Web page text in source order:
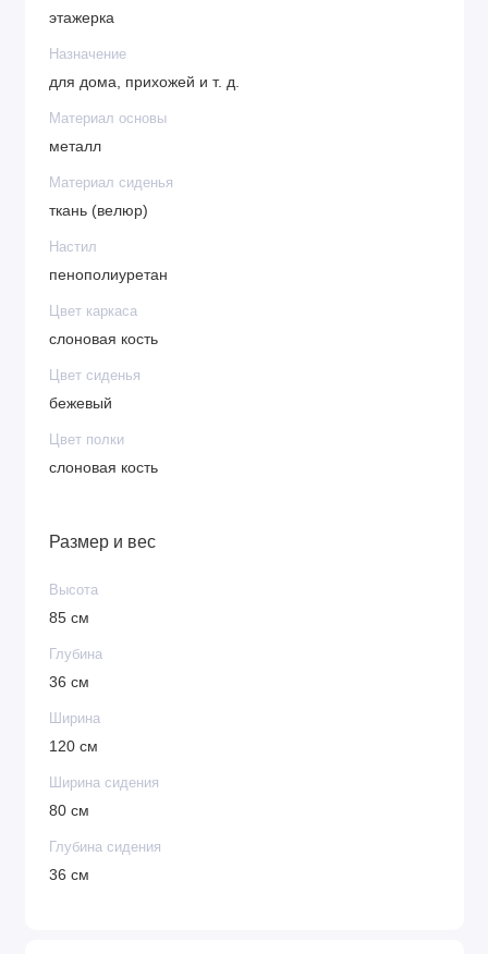
этажерка
Назначение
для дома, прихожей и т. д.
Материал основы
металл
Материал сиденья
ткань (велюр)
Настил
пенополиуретан
Цвет каркаса
слоновая кость
Цвет сиденья
бежевый
Цвет полки
слоновая кость
Размер и вес
Высота
85 см
Глубина
36 см
Ширина
120 см
Ширина сидения
80 см
Глубина сидения
36 см